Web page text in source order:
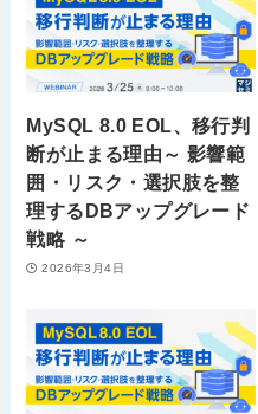
MySQL 8.0 EOL、移行判
断が止まる理由～ 影響範
囲・リスク・選択肢を整
理するDBアップグレード
戦略 ～
2026年3月4日